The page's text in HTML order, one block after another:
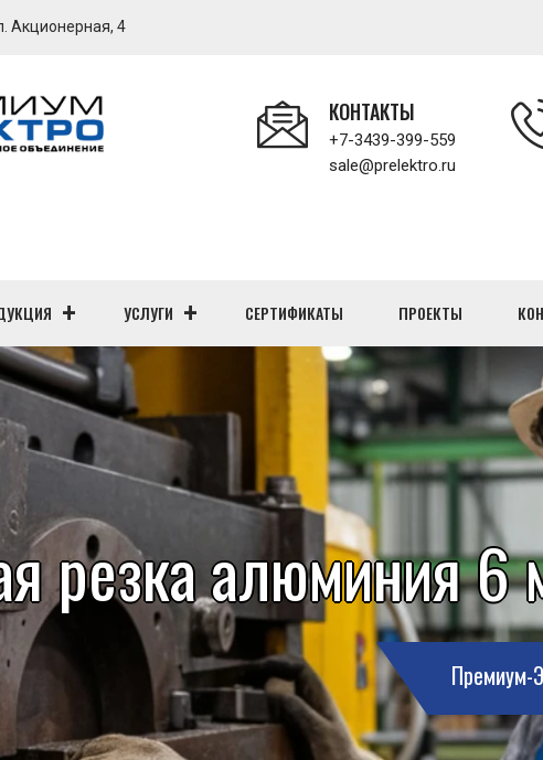
Акционерная, 4
КОНТАКТЫ
+7-3439-399-559
sale@prelektro.ru
УСЛУГИ СЕРТИФИКАТЫ ПРОЕКТЫ
резка алюминия 6
Премиум-